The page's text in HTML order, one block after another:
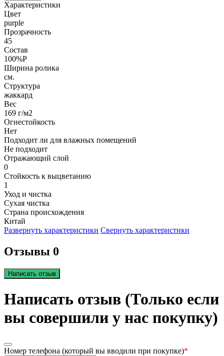
Характеристики
Цвет
purple
Прозрачность
45
Состав
100%P
Ширина ролика
см.
Структура
жаккард
Вес
169 г/м2
Огнестойкость
Нет
Подходит ли для влажных помещений
Не подходит
Отражающий слой
0
Стойкость к выцветанию
1
Уход и чистка
Сухая чистка
Страна происхождения
Китай
Развернуть характеристики Свернуть характеристики
Отзывы 0
Написать отзыв
Написать отзыв (Только если
вы совершили у нас покупку)
Номер телефона (который вы вводили при покупке)*